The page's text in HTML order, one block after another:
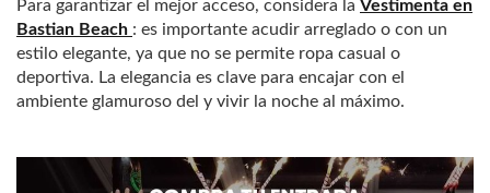
Para garantizar el mejor acceso, considera la Vestimenta en
Bastian Beach : es importante acudir arreglado o con un
estilo elegante, ya que no se permite ropa casual o
deportiva. La elegancia es clave para encajar con el
ambiente glamuroso del y vivir la noche al máximo.